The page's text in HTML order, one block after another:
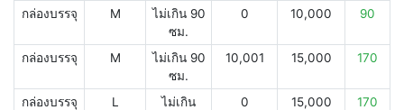
กล่องบรรจุ M
ไม่เกิน 90
ซม.
0 10,000 90
กล่องบรรจุ M
ไม่เกิน 90
ซม.
10,001 15,000 170
กล่องบรรจุ L
ไม่เกิน
0 15,000 170